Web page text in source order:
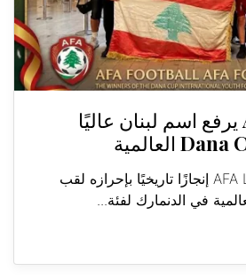
AFA Lebanon يرفع اسم لبنان عاليًا
حقق فريق AFA Lebanon إنجازًا تاريخيًا بإحرازه لقب